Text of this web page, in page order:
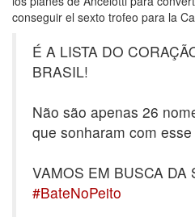
conseguir el sexto trofeo para la
É A LISTA DO
BRASIL!
Não são apenas 26
que sonharam com
VAMOS EM BUSCA DA
#BateNoPeito